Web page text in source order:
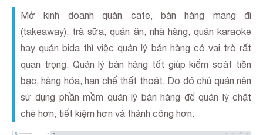
Mở kinh doanh quán cafe, bán hàng mang đi
(takeaway), trà sữa, quán ăn, nhà hàng, quán karaoke
hay quán bida thì việc quản lý bán hàng có vai trò rất
quan trọng. Quản lý bán hàng tốt giúp kiểm soát tiền
bạc, hàng hóa, hạn chế thất thoát. Do đó chủ quán nên
sử dụng phần mềm quản lý bán hàng để quản lý chặt
chẽ hơn, tiết kiệm hơn và thành công hơn.